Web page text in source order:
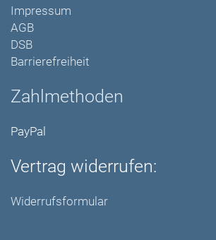
Impressum
AGB
DSB
Barrierefreiheit
Zahlmethoden
PayPal
Vertrag widerrufen:
Widerrufsformular